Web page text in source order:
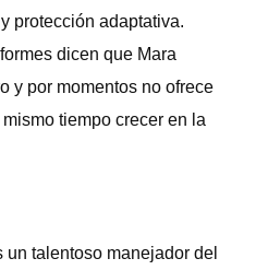
protección adaptativa.
dicen que Mara
y por momentos no ofrece
tiempo crecer en la
talentoso manejador del